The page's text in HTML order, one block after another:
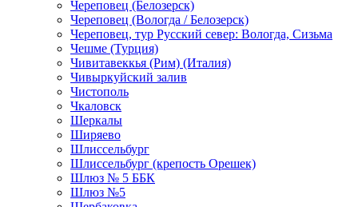
Череповец (Белозерск)
Череповец (Вологда / Белозерск)
Череповец, тур Русский север: Вологда, Сизьма
Чешме (Турция)
Чивитавеккья (Рим) (Италия)
Чивыркуйский залив
Чистополь
Чкаловск
Шеркалы
Ширяево
Шлиссельбург
Шлиссельбург (крепость Орешек)
Шлюз № 5 ББК
Шлюз №5